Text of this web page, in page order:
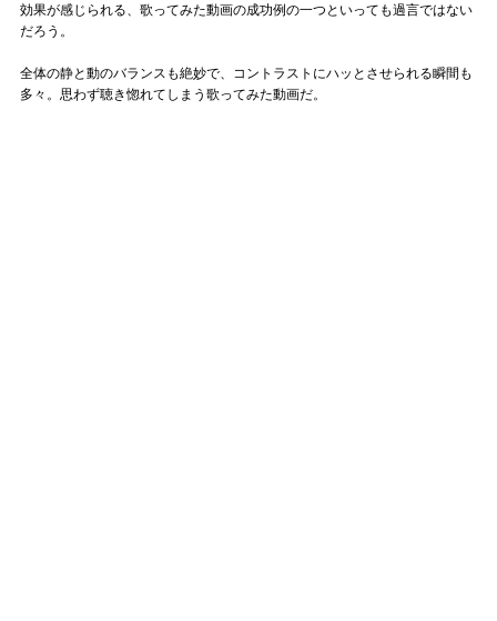
効果が感じられる、歌ってみた動画の成功例の一つといっても過言ではない
だろう。
全体の静と動のバランスも絶妙で、コントラストにハッとさせられる瞬間も
多々。思わず聴き惚れてしまう歌ってみた動画だ。